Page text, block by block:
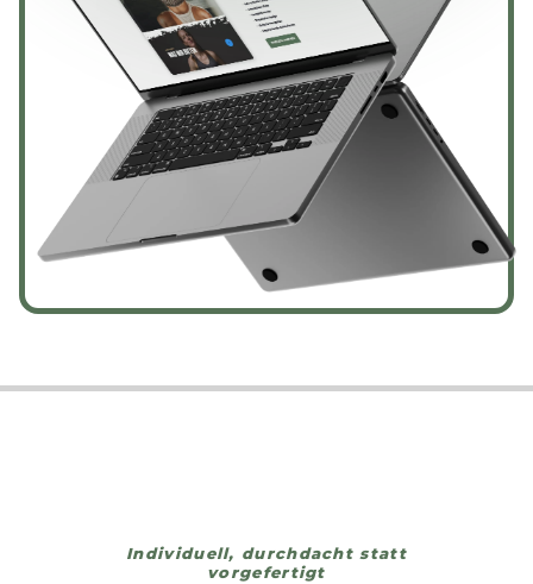
Individuell, durchdacht statt
vorgefertigt